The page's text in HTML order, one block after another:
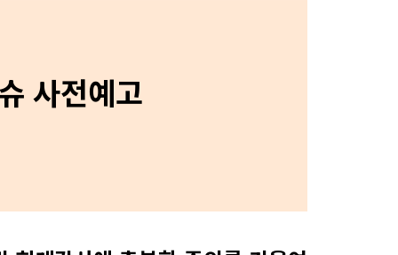
사전예고